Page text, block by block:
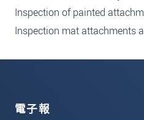
Inspection of painted
Inspection mat attachments
電子報